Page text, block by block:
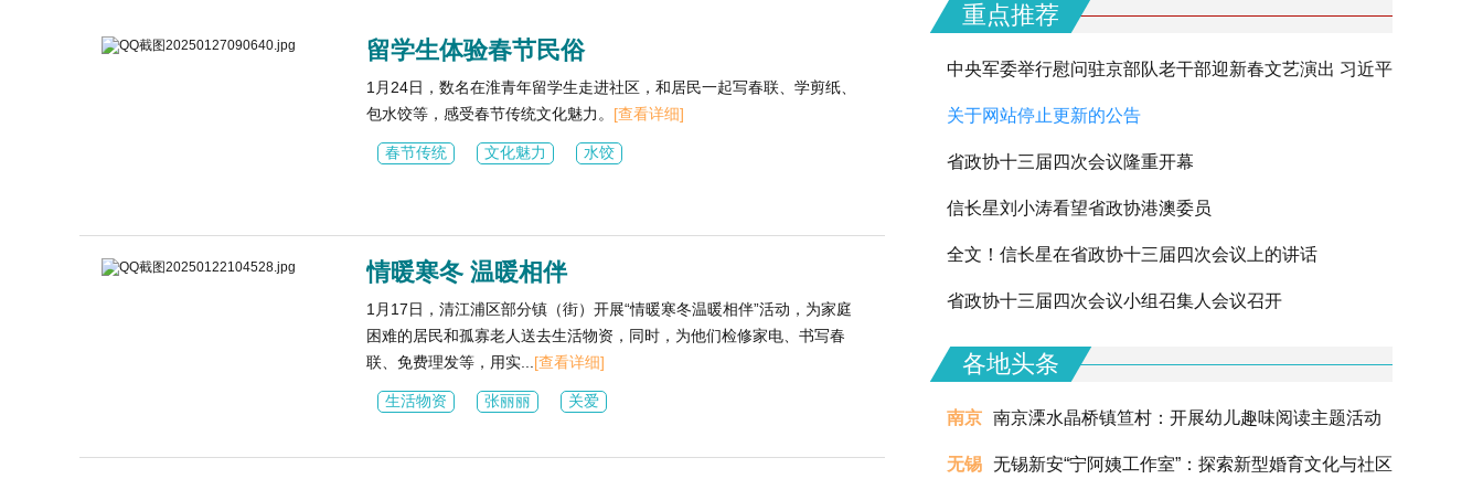
留学生体验春节民俗
1月24日，数名在淮青年留学生走进社区，和居民一起写春联、学剪纸、
包水饺等，感受春节传统文化魅力。 [查看详细]
春节传统 文化魅力 水饺
情暖寒冬 温暖相伴
1月17日，清江浦区部分镇（街）开展“情暖寒冬温暖相伴”活动，为家庭
困难的居民和孤寡老人送去生活物资，同时，为他们检修家电、书写春
联、免费理发等，用实... [查看详细]
生活物资 张丽丽 关爱
重点推荐
中央军委举行慰问驻京部队老干部迎新春文艺演出 习近平
向全军老同志祝贺新春
关于网站停止更新的公告
省政协十三届四次会议隆重开幕
信长星刘小涛看望省政协港澳委员
全文！信长星在省政协十三届四次会议上的讲话
省政协十三届四次会议小组召集人会议召开
各地头条
南京 南京溧水晶桥镇笪村：开展幼儿趣味阅读主题活动
无锡 无锡新安“宁阿姨工作室”：探索新型婚育文化与社区